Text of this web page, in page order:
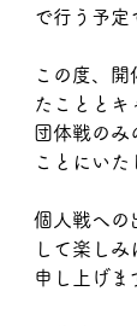
で行う予定
この度、開
たこととキ
団体戦のみ
ことにいた
個人戦への
して楽し
申し上げま